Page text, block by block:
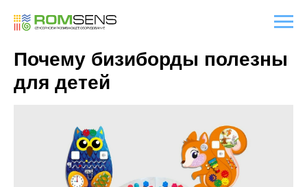
Почему бизиборды полезны
для детей